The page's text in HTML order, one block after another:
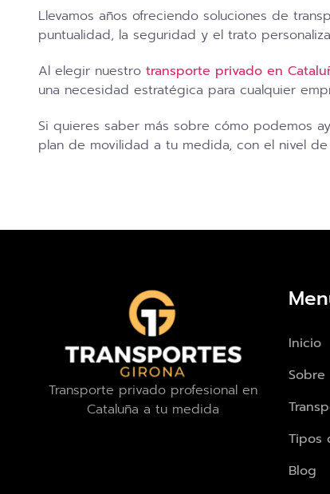
Llevamos años ofreciendo soluciones de
puntualidad, la seguridad y el trato
Al elegir nuestro transporte privado en
una necesidad estratégica para cualquier
Si quieres saber más sobre cómo podemos
plan de movilidad a tu medida, con el nivel
Transporte privado profesional en
Cataluña a tu medida
Inicio
Sobre
Tipos
Blog